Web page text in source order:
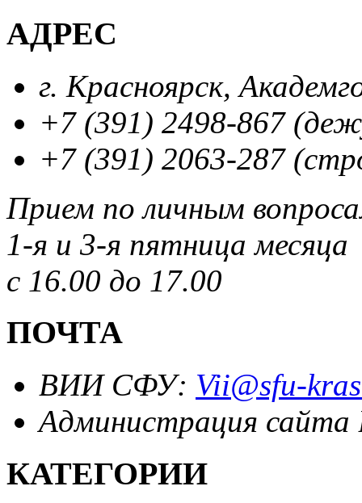
АДРЕС
г. Красноярск,
+7 (391) 2498-867
+7 (391) 2063-287
Прием по личным
1-я и 3-я пятница месяца
с 16.00 до 17.00
ПОЧТА
ВИИ СФУ: Vii@sfu-
Администрация
КАТЕГОРИИ